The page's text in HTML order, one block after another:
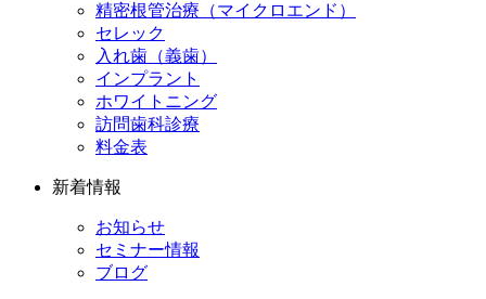
精密根管治療（マイクロエンド）
セレック
入れ歯（義歯）
インプラント
ホワイトニング
訪問歯科診療
料金表
新着情報
お知らせ
セミナー情報
ブログ